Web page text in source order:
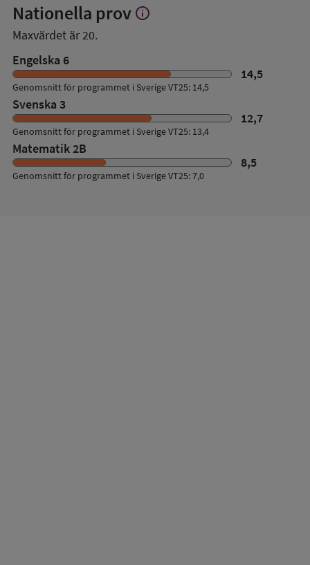
Nationella prov Visa
prov
info
Maxvärdet är 20.
Engelska 6
14,5
Genomsnitt för programmet i Sverige VT25: 14,5
Svenska 3
12,7
Genomsnitt för programmet i Sverige VT25: 13,4
Matematik 2B
8,5
Genomsnitt för programmet i Sverige VT25: 7,0